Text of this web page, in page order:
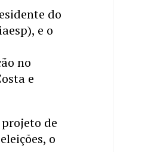
do
e o
no
e
de
o